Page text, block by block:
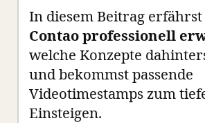
In diesem Beitrag erfährst
Contao professionell
welche Konzepte
und bekommst passende
Videotimestamps zum
Einsteigen.